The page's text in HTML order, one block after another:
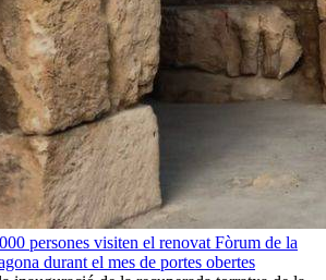
persones visiten el renovat Fòrum de la
durant el mes de portes obertes